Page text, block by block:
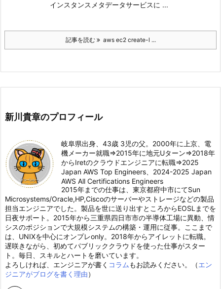
インスタンスメタデータサービスに ...
記事を読む aws ec2 create-l ...
新川貴章のプロフィール
岐阜県出身、43歳 3児の父。2000年に上京、電
機メーカー就職⇒2015年に地元Uターン⇒2018年
からIretのクラウドエンジニアに転職⇒2025
Japan AWS Top Engineers、2024-2025 Japan
AWS All Certifications Engineers
2015年までの仕事は、東京都府中市にてSun
Microsystems/Oracle,HP,Ciscoのサーバーやストレージなどの製品
担当エンジニアでした。製品を世に送り出すところからEOSLまでを
日夜サポート。2015年から三重県四日市市の半導体工場に異動、情
シスのポジションで大規模システムの構築・運用に従事。ここまで
は、UNIXを中心にオンプレonly。2018年からアイレットに転職。
遅咲きながら、初めてパブリッククラウドを使った仕事がスター
ト。毎日、スキルとハートを磨いています。
よろしければ、エンジニアが書く コラム もお読みください。（エン
ジニアがブログを書く理由）